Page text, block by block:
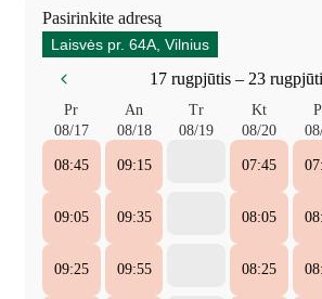
Pasirinkite adresą
Laisvės pr. 64A, Vilnius
17 rugpjūtis – 23
Pr
08/17
An
08/18
Tr
08/19
Kt
08/20
08:45 09:15 07:45
09:05 09:35 08:05
09:25 09:55 08:25